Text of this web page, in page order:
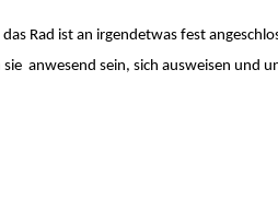
Rad ist an irgendetwas fest
sie anwesend sein, sich ausweisen und